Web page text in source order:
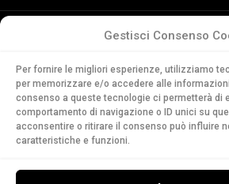
Gestisci Consenso
Per fornire le migliori esperienze, utilizziamo
per memorizzare e/o accedere alle informazioni
consenso a queste tecnologie ci permetterà di
comportamento di navigazione o ID unici su
acconsentire o ritirare il consenso può influire
caratteristiche e funzioni.
della Svizzera
Via Soldino 9
CH-6900 Lugano
T. +41 91 960 30 40
LEGGI